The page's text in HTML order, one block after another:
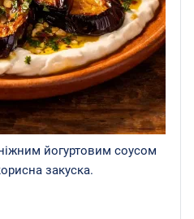
йогуртовим соусом
закуска.